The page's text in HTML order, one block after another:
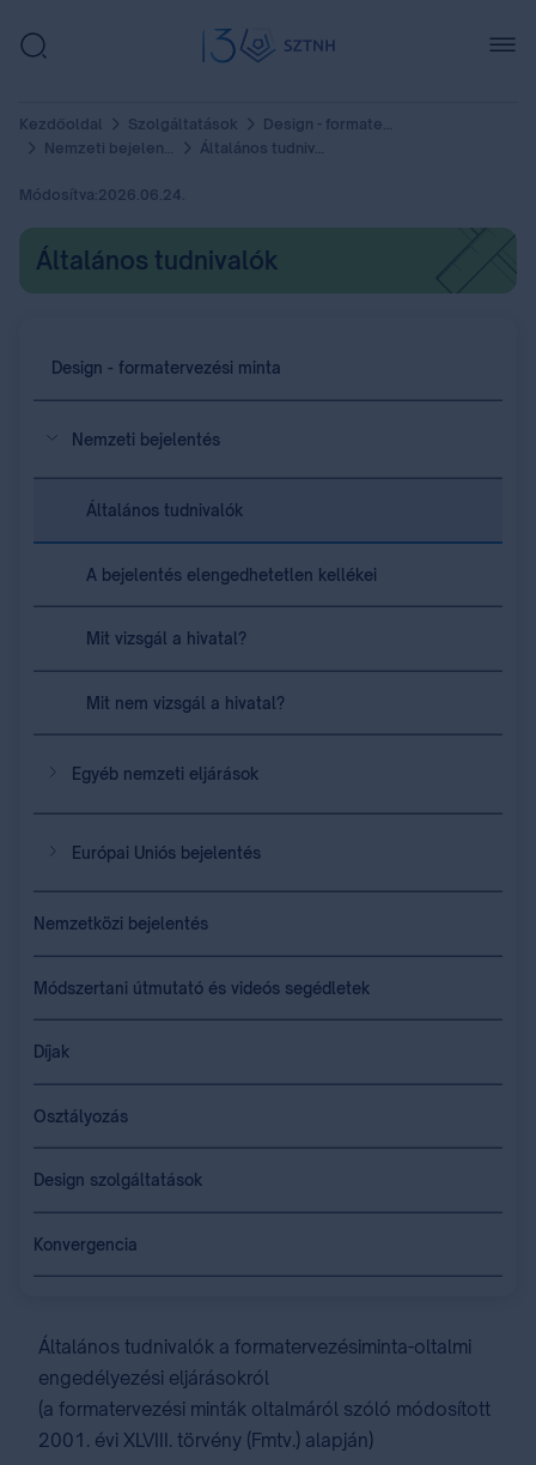
Kezdőoldal Szolgáltatások
Design - formatervezési minta
Nemzeti bejelentés
Általános tudnivalók
Módosítva:2026.06.24.
Általános tudnivalók
Design - formatervezési minta
Nemzeti bejelentés
Általános tudnivalók
A bejelentés elengedhetetlen kellékei
Mit vizsgál a hivatal?
Mit nem vizsgál a hivatal?
Egyéb nemzeti eljárások
Európai Uniós bejelentés
Nemzetközi bejelentés
Módszertani útmutató és videós segédletek
Díjak
Osztályozás
Design szolgáltatások
Konvergencia
Általános tudnivalók a formatervezésiminta-oltalmi
engedélyezési eljárásokról
(a formatervezési minták oltalmáról szóló módosított
2001. évi XLVIII. törvény (Fmtv.) alapján)